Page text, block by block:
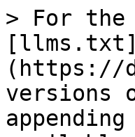
> For the
[llms.txt]
(https://
versions